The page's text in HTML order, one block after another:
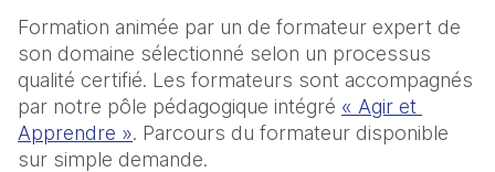
Formation animée par un de formateur expert de
son domaine sélectionné selon un processus
qualité certifié. Les formateurs sont accompagnés
par notre pôle pédagogique intégré « Agir et
Apprendre ». Parcours du formateur disponible
sur simple demande.